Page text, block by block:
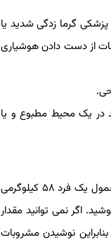
گرما زدگی شدید یا
و گاهی اوقات از دست دادن هوشیاری
در یک محیط مطبوع و یا
در آب و هوای گرم بدن بیشتر از حد عادی عرق می‌ کند و به این ترتیب آب بدن از دست می‌ رود. در یک روز معمول یک فرد ۵۸ کیلوگرمی
کلی به ازای هر کیلوگرم وزن بدن هر روز باید ۳۰ میلی‌ لیتر آب نوشید. اگر نمی‌ توانید مقدار
نوشیدن مشروبات